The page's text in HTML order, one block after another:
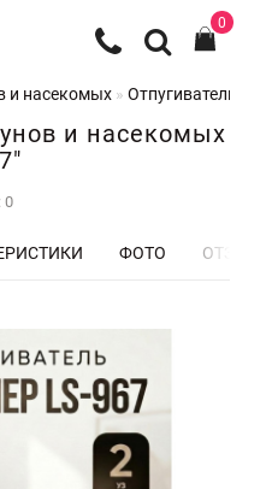
0
и насекомых Отпугиватели
и насекомых
0
ФОТО